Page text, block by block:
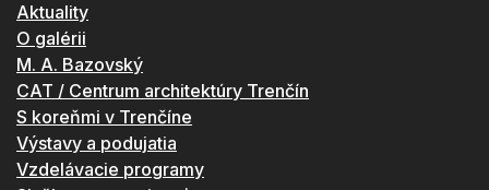
Aktuality
O galérii
M. A. Bazovský
CAT / Centrum architektúry Trenčín
S koreňmi v Trenčíne
Výstavy a podujatia
Vzdelávacie programy